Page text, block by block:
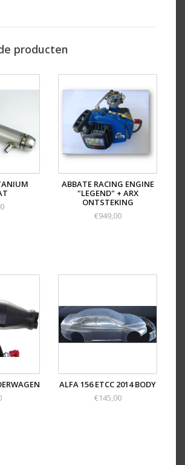
in deze kit zijn:
Dit kenmerkt zich door
gebeurt niet meer middels
door gebruik van verschillende
het toespoor per halve graad
van de afstand shims.
de Mecatech FW01 is volledig
producten
ABBATE RACING ENGINE
"LEGEND" + ARX
ONTSTEKING
€949,00
ALFA 156 ETCC 2014 BODY
€145,00